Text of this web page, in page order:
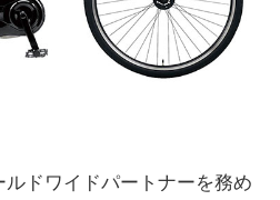
ドワイドパートナーを務め